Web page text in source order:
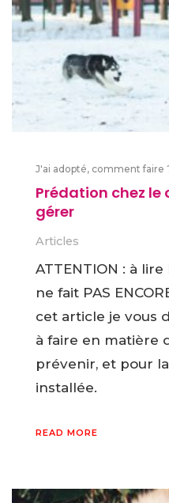
J'ai adopté, comment faire
Prédation chez le
gérer
Articles
ATTENTION : à
ne fait PAS
cet article je vous
à faire en matière
prévenir, et pour
installée.
READ MORE